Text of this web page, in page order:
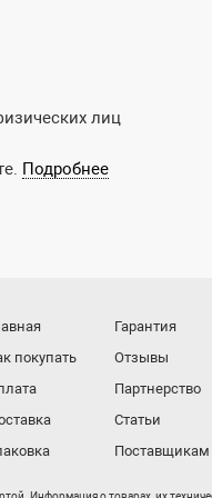
лиц
Подробнее
покупать
Гарантия
Отзывы
Партнерство
Статьи
Поставщикам